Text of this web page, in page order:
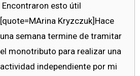
Encontraron esto útil
[quote=MArina Kryzczuk]Hace
una semana termine de tramitar
el monotributo para realizar una
actividad independiente por mi